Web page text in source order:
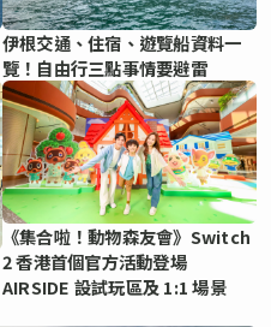
伊根交通、住宿、遊覽船資料一
覽！自由行三點事情要避雷
《集合啦！動物森友會》Switch
2 香港首個官方活動登場
AIRSIDE 設試玩區及 1:1 場景